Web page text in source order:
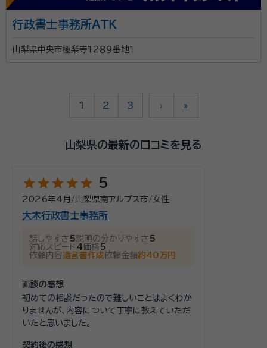
行政書士事務所ＡＴＫ
山梨県中央市極楽寺１２８９番地１
1 2 3 › »
山梨県の最新の口コミを見る
starstarstarstarstar 5
2026年4月 /山梨県南アルプス市/女性
大木行政書士事務所
話しやすさ 5説明の分かりやすさ 5
対応スピード 4価格 5
依頼内容遺言書作成依頼金額約40万円
面談の感想
初めての相談だったので難しいことはよくわか
りませんが、内容について丁寧に教えていただ
いたと思いました。
契約後の感想